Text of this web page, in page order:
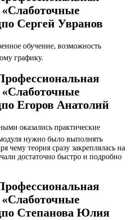
«Слаботочные
Сергей Увранов
обучение, возможность
графику.
«Слаботочные
Егоров Анатолий
оказались практические
нужно было выполнять
чему теория сразу закреплялась на
достаточно быстро и подробно
«Слаботочные
Степанова Юлия